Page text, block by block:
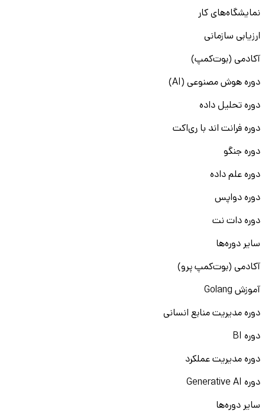
نمایشگاه‌های کار
ارزیابی سازمانی
آکادمی (بوت‌کمپ)
دوره هوش مصنوعی (AI)
دوره تحلیل داده
دوره فرانت اند با ری‌اکت
دوره جنگو
دوره علم داده
دوره دواپس
دوره دات نت
سایر دوره‌ها
آکادمی (بوت‌کمپ پرو)
آموزش Golang
دوره مدیریت منابع انسانی
دوره BI
دوره مدیریت عملکرد
دوره Generative AI
سایر دوره‌ها